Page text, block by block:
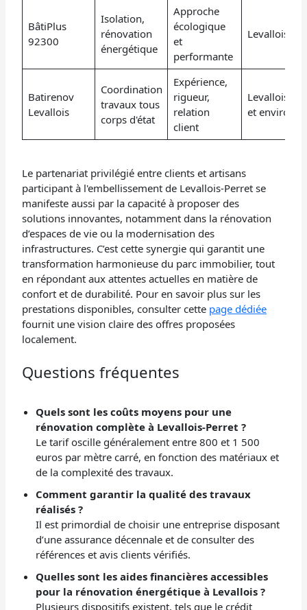
BâtiPlus
92300
Isolation,
rénovation
énergétique
Approche
écologique
et
performante
Levallois-
Batirenov
Levallois
Coordination
travaux tous
corps d'état
Expérience,
rigueur,
relation
client
Levallois-
et environs
Le partenariat privilégié entre clients et artisans
participant à l'embellissement de Levallois-Perret se
manifeste aussi par la capacité à proposer des
solutions innovantes, notamment dans la rénovation
d’espaces de vie ou la modernisation des
infrastructures. C’est cette synergie qui garantit une
transformation harmonieuse du parc immobilier, tout
en répondant aux attentes actuelles en matière de
confort et de durabilité. Pour en savoir plus sur les
prestations disponibles, consulter cette page dédiée
fournit une vision claire des offres proposées
localement.
Questions fréquentes
Quels sont les coûts moyens pour une
rénovation complète à Levallois-Perret ?
Le tarif oscille généralement entre 800 et 1 500
euros par mètre carré, en fonction des matériaux et
de la complexité des travaux.
Comment garantir la qualité des travaux
réalisés ?
Il est primordial de choisir une entreprise disposant
d’une assurance décennale et de consulter des
références et avis clients vérifiés.
Quelles sont les aides financières accessibles
pour la rénovation énergétique à Levallois ?
Plusieurs dispositifs existent, tels que le crédit